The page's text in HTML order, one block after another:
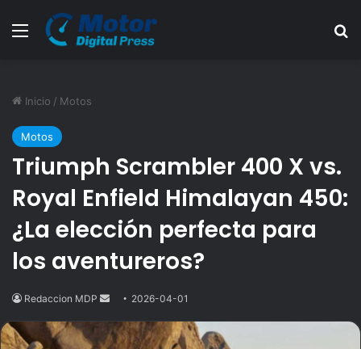
Menú
Inicio / Motos
Motos
Triumph Scrambler 400 X vs.
Royal Enfield Himalayan 450:
¿La elección perfecta para
los aventureros?
Redaccion MDP
Send
email
2026-04-01